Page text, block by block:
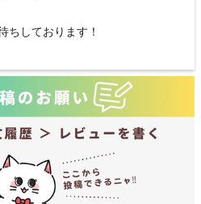
ちしております！